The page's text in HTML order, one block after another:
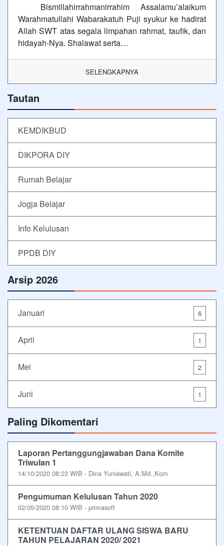
Bismillahirrahmanirrahim Assalamu’alaikum
Warahmatullahi Wabarakatuh Puji syukur ke hadirat
Allah SWT atas segala limpahan rahmat, taufik, dan
hidayah-Nya. Shalawat serta…
SELENGKAPNYA
Tautan
KEMDIKBUD
DIKPORA DIY
Rumah Belajar
Jogja Belajar
Info Kelulusan
PPDB DIY
Arsip 2026
Januari 6
April 1
Mei 2
Juni 1
Paling Dikomentari
Laporan Pertanggungjawaban Dana Komite
Triwulan 1
14/10/2020 08:23 WIB - Dina Yuniawati, A.Md.,Kom
Pengumuman Kelulusan Tahun 2020
02/05/2020 08:10 WIB - primasoft
KETENTUAN DAFTAR ULANG SISWA BARU
TAHUN PELAJARAN 2020/ 2021